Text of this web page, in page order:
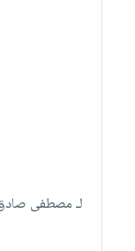
لـ مصطفى صادق